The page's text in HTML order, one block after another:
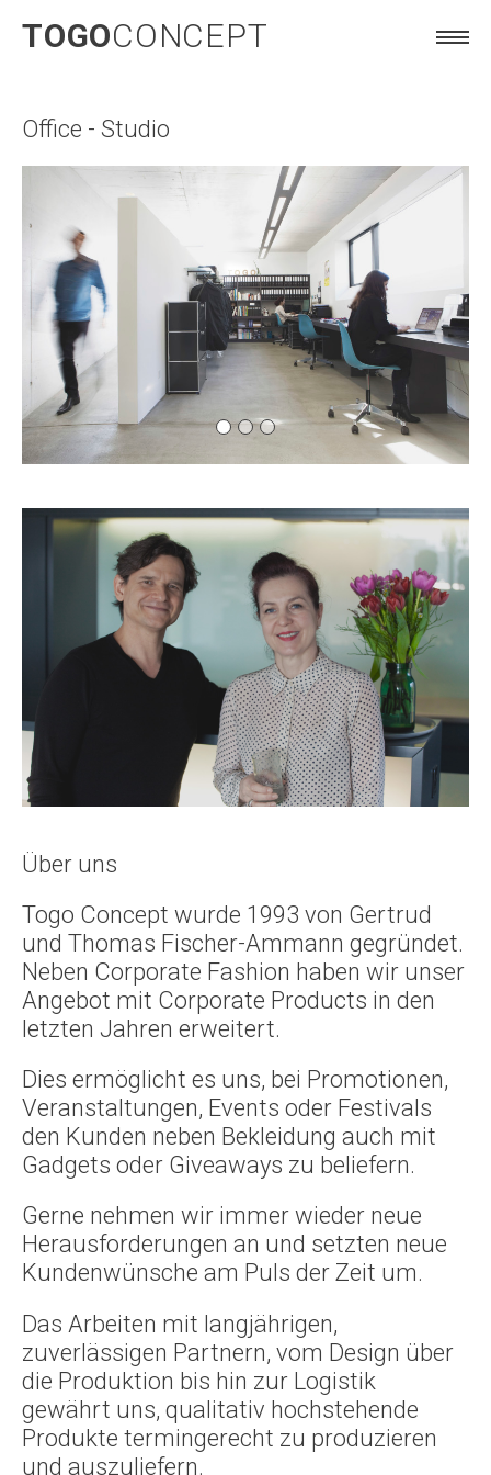
TOGOCONCEPT
Office - Studio
Über uns
Togo Concept wurde 1993 von Gertrud
und Thomas Fischer-Ammann gegründet.
Neben Corporate Fashion haben wir unser
Angebot mit Corporate Products in den
letzten Jahren erweitert.
Dies ermöglicht es uns, bei Promotionen,
Veranstaltungen, Events oder Festivals
den Kunden neben Bekleidung auch mit
Gadgets oder Giveaways zu beliefern.
Gerne nehmen wir immer wieder neue
Herausforderungen an und setzten neue
Kundenwünsche am Puls der Zeit um.
Das Arbeiten mit langjährigen,
zuverlässigen Partnern, vom Design über
die Produktion bis hin zur Logistik
gewährt uns, qualitativ hochstehende
Produkte termingerecht zu produzieren
und auszuliefern.